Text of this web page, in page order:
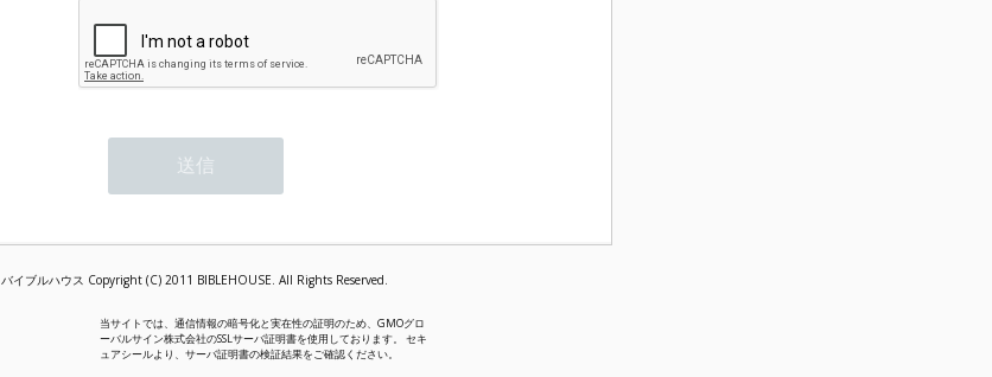
バイブルハウス Copyright (C) 2011 BIBLEHOUSE. All Rights Reserved.
当サイトでは、通信情報の暗号化と実在性の証明のため、GMOグロ
ーバルサイン株式会社のSSLサーバ証明書を使用しております。 セキ
ュアシールより、サーバ証明書の検証結果をご確認ください。